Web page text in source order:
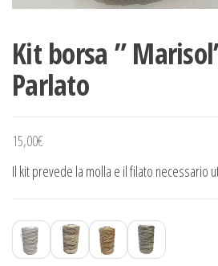
Kit borsa ”
Parlato
15,00€
Il kit prevede la molla e il filato necessario